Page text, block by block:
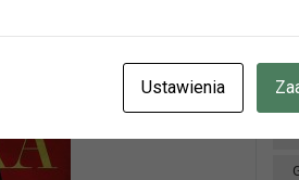
naszej stronie internetowej i
ŻE W DNIACH 3-14 SIERPNIA
UL. LUBLINIECKIEJ BĘDZIE
Ustawienia